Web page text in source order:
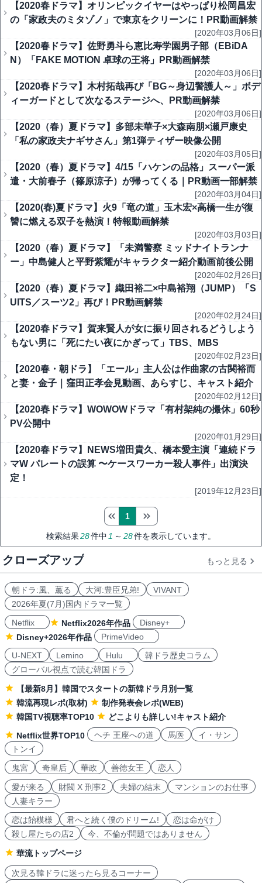
【2020春ドラマ】オリンピックイヤーはやっぱり松岡昌宏
の「家政夫のミタゾノ」で東京をクリーンに！PR動画解禁
[2020年03月06日]
【2020春ドラマ】佐野勇斗ら恵比寿学園男子部（EBiDA
N）「FAKE MOTION 卓球の王将」PR動画解禁
[2020年03月06日]
【2020春ドラマ】木村拓哉再び「BG～身辺警護人～」ボデ
ィーガードとして次なるステージへ、PR動画解禁
[2020年03月06日]
【2020（春）夏ドラマ】多部未華子×大森南朋×瀬戸康史
「私の家政夫ナギサさん」第1弾ティザー映像公開
[2020年03月05日]
【2020（春）夏ドラマ】4/15「ハケンの品格」スーパー派
遣・大前春子（篠原涼子）が帰ってくる｜PR動画一部解禁
[2020年03月04日]
【2020(春)夏ドラマ】火9「竜の道」玉木宏×高橋一生が復
讐に燃える双子を熱演！特報動画解禁
[2020年03月03日]
【2020（春）夏ドラマ】「未満警察 ミッドナイトランナ
ー」中島健人と平野紫耀がキャラクター紹介動画前後公開
[2020年02月26日]
【2020（春）夏ドラマ】織田裕二×中島裕翔（JUMP）「S
UITS／スーツ2」再び！PR動画解禁
[2020年02月24日]
【2020春ドラマ】賀来賢人が女に振り回されるどうしよう
もない男に「死にたい夜にかぎって」TBS、MBS
[2020年02月23日]
【2020春・朝ドラ】「エール」主人公は作曲家の古関裕而
と妻・金子｜窪田正孝会見動画、あらすじ、キャスト紹介
[2020年02月12日]
【2020春ドラマ】WOWOWドラマ「有村架純の撮休」60秒
PV公開中
[2020年01月29日]
【2020春ドラマ】NEWS増⽥貴久、橋本愛主演「連続ドラ
マW パレートの誤算 〜ケースワーカー殺人事件」出演決
定！
[2019年12月23日]
検索結果28件中 1 ～ 28件を表示しています。
1
クローズアップ もっと見る
朝ドラ:風、薫る 大河:豊臣兄弟!
VIVANT
2026年夏(7月)国内ドラマ一覧
Netflix
Netflix2026年作品
Disney+
Disney+2026年作品
PrimeVideo
U-NEXT
Lemino Hulu
韓ドラ歴史コラム
グローバル視点で読む韓国ドラ
【最新8月】韓国でスタートの新韓ドラ月別一覧
韓流再現レポ(取材)
制作発表会レポ(WEB)
韓国TV視聴率TOP10
どこよりも詳しい!キャスト紹介
Netflix世界TOP10
ヘチ 王座への道 馬医
イ・サン
トンイ
鬼宮
奇皇后 華政 善徳女王 恋人
愛が来る 財閥 X 刑事2 夫婦の結末
マンションのお仕事
人妻キラー
恋は飴模様
君へと続く僕のドリーム!
恋は命がけ
殺し屋たちの店2
今、不倫が問題ではありません
華流トップページ
次見る韓ドラに迷ったら見るコーナー